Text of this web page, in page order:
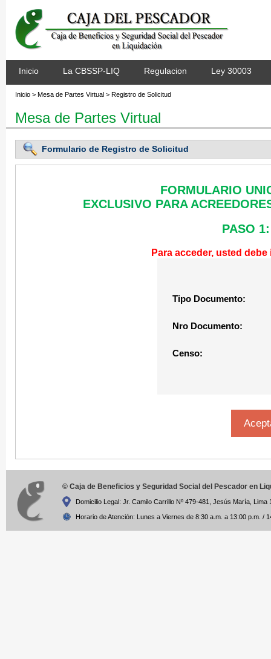
Inicio La CBSSP-LIQ Regulacion Ley 30003
Inicio > Mesa de Partes Virtual > Registro de Solicitud
Mesa de Partes Virtual
Formulario de Registro de Solicitud
FORMULARIO
EXCLUSIVO PARA
PASO
Para acceder, usted
Tipo Documento:
Nro Documento:
Censo:
© Caja de Beneficios y Seguridad Social del Pescador en
Domicilio Legal: Jr. Camilo Carrillo Nº 479-481, Jesús María, Lima
Horario de Atención: Lunes a Viernes de 8:30 a.m. a 13:00 p.m. /